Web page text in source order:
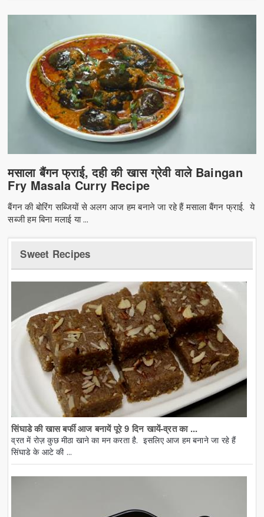
मसाला बैंगन फ्राई, दही की खास ग्रेवी वाले Baingan
Fry Masala Curry Recipe
बैंगन की बोरिंग सब्जियों से अलग आज हम बनाने जा रहे हैं मसाला बैंगन फ्राई. ये
सब्जी हम बिना मलाई या ...
Sweet Recipes
सिंघाडे की खास बर्फी आज बनायें पूरे 9 दिन खायें-व्रत का ...
व्रत में रोज़ कुछ मीठा खाने का मन करता है. इसलिए आज हम बनाने जा रहे हैं
सिंघाडे के आटे की ...